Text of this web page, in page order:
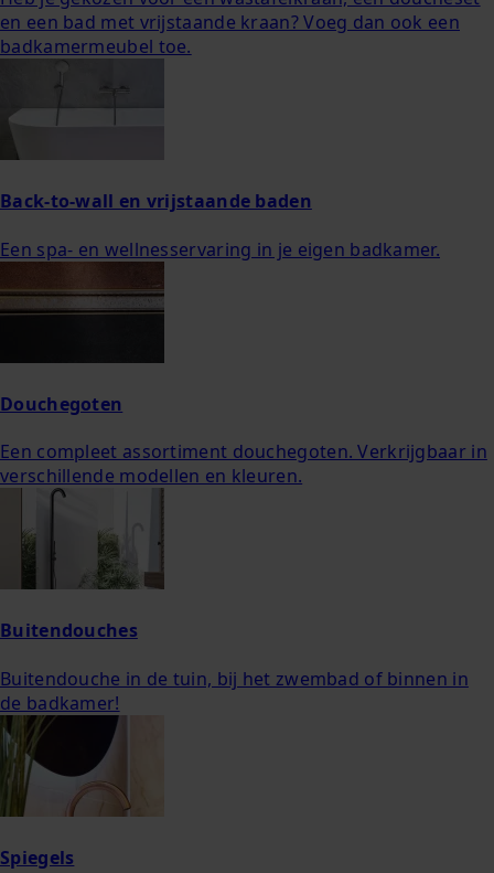
en een bad met vrijstaande kraan? Voeg dan ook een
badkamermeubel toe.
Back-to-wall en vrijstaande baden
Een spa- en wellnesservaring in je eigen badkamer.
Douchegoten
Een compleet assortiment douchegoten. Verkrijgbaar in
verschillende modellen en kleuren.
Buitendouches
Buitendouche in de tuin, bij het zwembad of binnen in
de badkamer!
Spiegels